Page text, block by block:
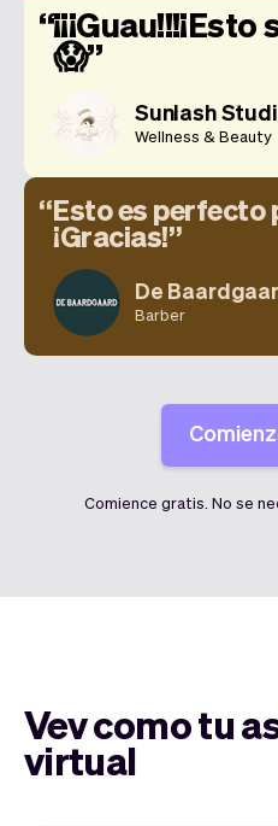
😱
Sunlash
Wellness & Beauty
Esto es perfecto
¡Gracias!
De
Barber
Comience gratis. No se
Vev como tu
virtual